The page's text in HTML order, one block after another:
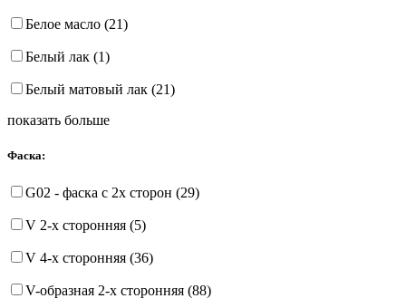
Белое масло (21)
Белый лак (1)
Белый матовый лак (21)
показать больше
Фаска:
G02 - фаска с 2х сторон (29)
V 2-х сторонняя (5)
V 4-х сторонняя (36)
V-образная 2-х сторонняя (88)